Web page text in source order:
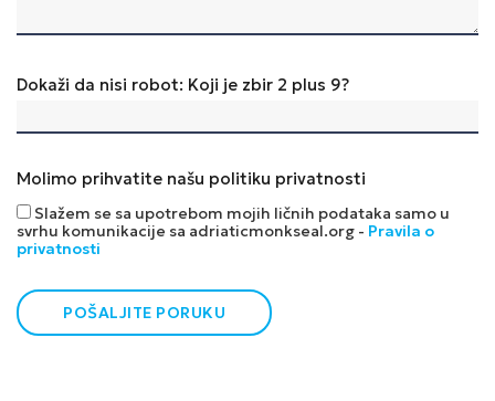
Dokaži da nisi robot: Koji je zbir 2 plus 9?
Molimo prihvatite našu politiku privatnosti
Slažem se sa upotrebom mojih ličnih podataka samo u
svrhu komunikacije sa adriaticmonkseal.org - Pravila o
privatnosti